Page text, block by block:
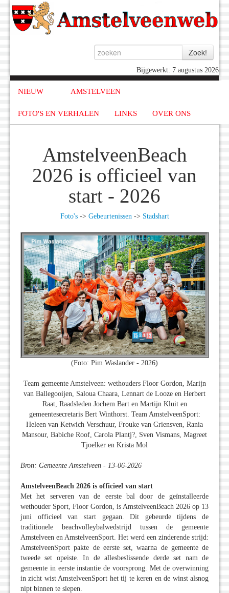
Bijgewerkt: 7 augustus 2026
NIEUW AMSTELVEEN
FOTO'S EN VERHALEN LINKS OVER ONS
AmstelveenBeach
2026 is officieel van
start - 2026
Foto's-> Gebeurtenissen-> Stadshart
(Foto: Pim Waslander - 2026)
Team gemeente Amstelveen: wethouders Floor Gordon, Marijn
van Ballegooijen, Saloua Chaara, Lennart de Looze en Herbert
Raat, Raadsleden Jochem Bart en Martijn Kluit en
gemeentesecretaris Bert Winthorst. Team AmstelveenSport:
Heleen van Ketwich Verschuur, Frouke van Griensven, Rania
Mansour, Babiche Roof, Carola Plantj?, Sven Vismans, Magreet
Tjoelker en Krista Mol
Bron: Gemeente Amstelveen - 13-06-2026
AmstelveenBeach 2026 is officieel van start
Met het serveren van de eerste bal door de geïnstalleerde
wethouder Sport, Floor Gordon, is AmstelveenBeach 2026 op 13
juni officieel van start gegaan. Dit gebeurde tijdens de
traditionele beachvolleybalwedstrijd tussen de gemeente
Amstelveen en AmstelveenSport. Het werd een zinderende strijd:
AmstelveenSport pakte de eerste set, waarna de gemeente de
tweede set opeiste. In de allesbeslissende derde set nam de
gemeente in eerste instantie de voorsprong. Met de overwinning
in zicht wist AmstelveenSport het tij te keren en de winst alsnog
nipt binnen te slepen.